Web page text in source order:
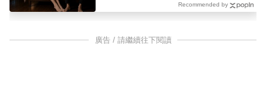
Recommended by
廣告 / 請繼續往下閱讀